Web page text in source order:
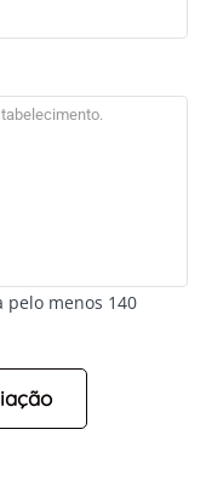
pelo menos 140